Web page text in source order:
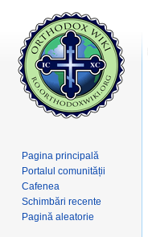
Pagina principală
Portalul comunității
Cafenea
Schimbări recente
Pagină aleatorie